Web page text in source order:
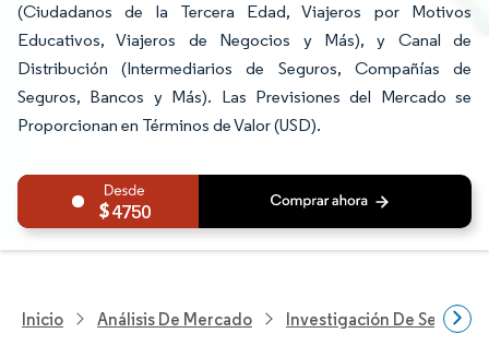
(Ciudadanos de la Tercera Edad, Viajeros por Motivos
Educativos, Viajeros de Negocios y Más), y Canal de
Distribución (Intermediarios de Seguros, Compañías de
Seguros, Bancos y Más). Las Previsiones del Mercado se
Proporcionan en Términos de Valor (USD).
4750
Inicio Análisis De Mercado Investigación De